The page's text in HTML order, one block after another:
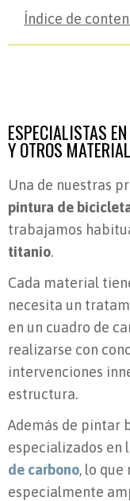
Índice de
ESPECIALISTAS
Y OTROS
Una de nuestras
pintura de
trabajamos
titanio.
Cada material
necesita un
en un cuadro de
realizarse con
intervenciones
estructura.
Además de pintar
especializados en
de carbono, lo que
especialmente